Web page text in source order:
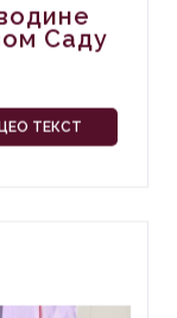
Саду
ТЕКСТ